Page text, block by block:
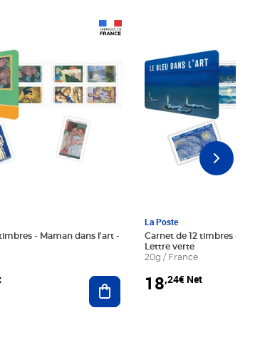
- Maman dans l'art -
Ajouter au panier
La Poste
Carnet de 12 timbres - Le
Lettre verte
20g / France
18,24€ Net